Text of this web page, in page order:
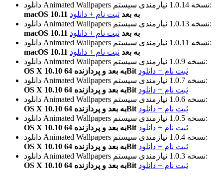
دانلود Animated Wallpapers نسخه 1.0.14نیازمندی سیستم:
macOS 10.11 به بعد ثبت نام + دانلود
دانلود Animated Wallpapers
نسخه 1.0.13نیازمندی سیستم:
macOS 10.11 به بعد ثبت نام + دانلود
دانلود Animated Wallpapers
نسخه 1.0.11نیازمندی سیستم:
macOS 10.11 به بعد ثبت نام + دانلود
دانلود Animated Wallpapers
نسخه 1.0.9نیازمندی سیستم:
OS X 10.10 به بعد و پردازنده 64Bit ثبت نام + دانلود
دانلود Animated Wallpapers
نسخه 1.0.7نیازمندی سیستم:
OS X 10.10 به بعد و پردازنده 64Bit ثبت نام + دانلود
دانلود Animated Wallpapers
نسخه 1.0.6نیازمندی سیستم:
OS X 10.10 به بعد و پردازنده 64Bit ثبت نام + دانلود
دانلود Animated Wallpapers
نسخه 1.0.5نیازمندی سیستم:
OS X 10.10 به بعد و پردازنده 64Bit ثبت نام + دانلود
دانلود Animated Wallpapers
نسخه 1.0.4نیازمندی سیستم:
OS X 10.10 به بعد و پردازنده 64Bit ثبت نام + دانلود
دانلود Animated Wallpapers
نسخه 1.0.3نیازمندی سیستم:
OS X 10.10 به بعد و پردازنده 64Bit ثبت نام + دانلود